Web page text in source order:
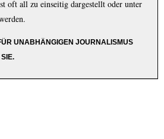
oft all zu einseitig dargestellt oder unter
UNABHÄNGIGEN JOURNALISMUS